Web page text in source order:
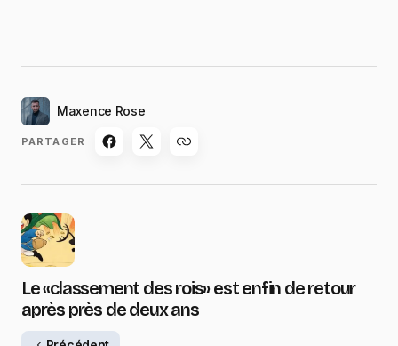
Maxence Rose
PARTAGER
Le «classement des rois» est enfin de retour
après près de deux ans